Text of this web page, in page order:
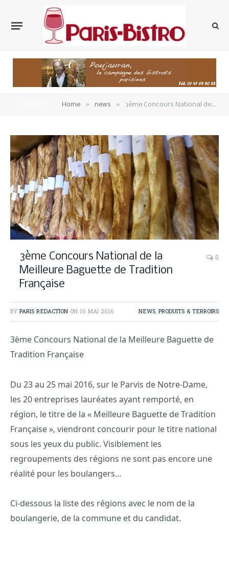
Home » news » 3ème Concours National de la Meilleure Baguette de Tradition Française
3ème Concours National de la
Meilleure Baguette de Tradition
Française
0
BY PARIS REDACTION ON 10 MAI 2016 NEWS, PRODUITS & TERROIRS
3ème Concours National de la Meilleure Baguette de
Tradition Française
Du 23 au 25 mai 2016, sur le Parvis de Notre-Dame,
les 20 entreprises lauréates ayant remporté, en
région, le titre de la « Meilleure Baguette de Tradition
Française », viendront concourir pour le titre national
sous les yeux du public. Visiblement les
regroupements des régions ne sont pas encore une
réalité pour les boulangers…
Ci-dessous la liste des régions avec le nom de la
boulangerie, de la commune et du candidat.